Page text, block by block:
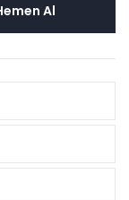
Al